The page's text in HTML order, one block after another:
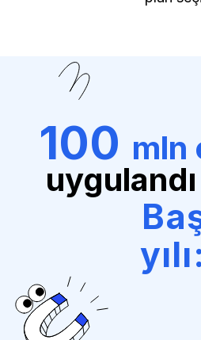
100 mln
uygulandı
yılı: